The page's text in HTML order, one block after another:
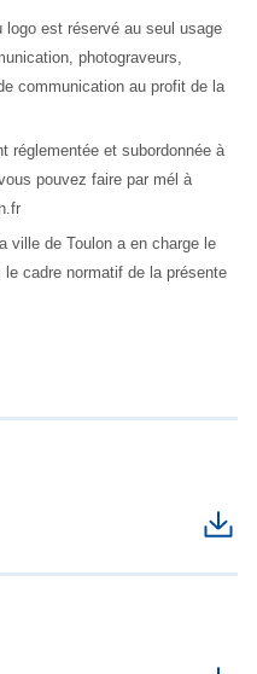
logo est réservé au seul usage
photograveurs,
communication au profit de la
réglementée et subordonnée à
pouvez faire par mél à
ville de Toulon a en charge le
cadre normatif de la présente